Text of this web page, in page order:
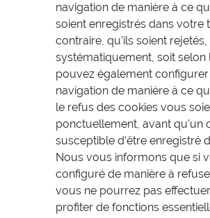
navigation de manière à ce
soient enregistrés dans votre
contraire, qu’ils soient rejetés,
systématiquement, soit selon
pouvez également
navigation de manière à ce
le refus des cookies vous
ponctuellement, avant qu’un
susceptible d’être enregistré
Nous vous informons que si
configuré de manière à
vous ne pourrez pas
profiter de fonctions